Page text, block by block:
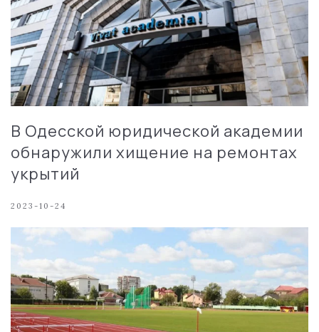
В Одесской юридической академии
обнаружили хищение на ремонтах
укрытий
2023-10-24